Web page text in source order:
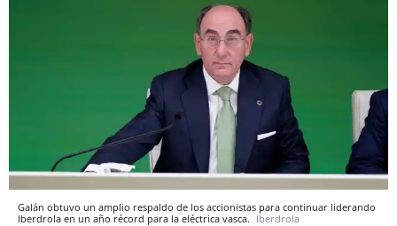
Galán obtuvo un amplio respaldo de los accionistas para continuar liderando
Iberdrola en un año récord para la eléctrica vasca. Iberdrola